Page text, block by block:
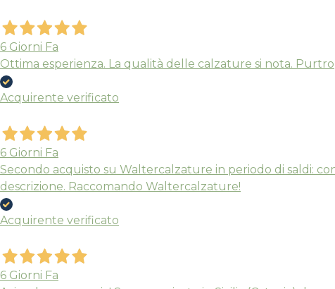
6 Giorni Fa
Ottima esperienza. La qualità delle calzature si nota.
Acquirente verificato
6 Giorni Fa
Secondo acquisto su Waltercalzature in periodo di saldi:
descrizione. Raccomando Waltercalzature!
Acquirente verificato
6 Giorni Fa